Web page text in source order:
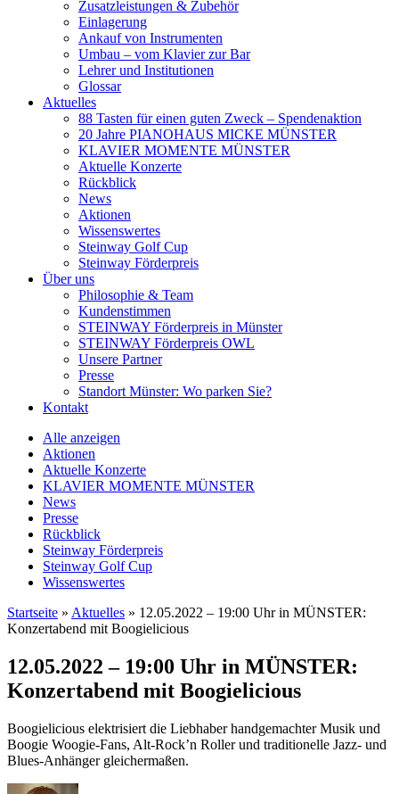
Zusatzleistungen & Zubehör
Einlagerung
Ankauf von Instrumenten
Umbau – vom Klavier zur Bar
Lehrer und Institutionen
Glossar
Aktuelles
88 Tasten für einen guten Zweck – Spendenaktion
20 Jahre PIANOHAUS MICKE MÜNSTER
KLAVIER MOMENTE MÜNSTER
Aktuelle Konzerte
Rückblick
News
Aktionen
Wissenswertes
Steinway Golf Cup
Steinway Förderpreis
Über uns
Philosophie & Team
Kundenstimmen
STEINWAY Förderpreis in Münster
STEINWAY Förderpreis OWL
Unsere Partner
Presse
Standort Münster: Wo parken Sie?
Kontakt
Alle anzeigen
Aktionen
Aktuelle Konzerte
KLAVIER MOMENTE MÜNSTER
News
Presse
Rückblick
Steinway Förderpreis
Steinway Golf Cup
Wissenswertes
Startseite » Aktuelles » 12.05.2022 – 19:00 Uhr in MÜNSTER:
Konzertabend mit Boogielicious
12.05.2022 – 19:00 Uhr in MÜNSTER:
Konzertabend mit Boogielicious
Boogielicious elektrisiert die Liebhaber handgemachter Musik und
Boogie Woogie-Fans, Alt-Rock’n Roller und traditionelle Jazz- und
Blues-Anhänger gleichermaßen.